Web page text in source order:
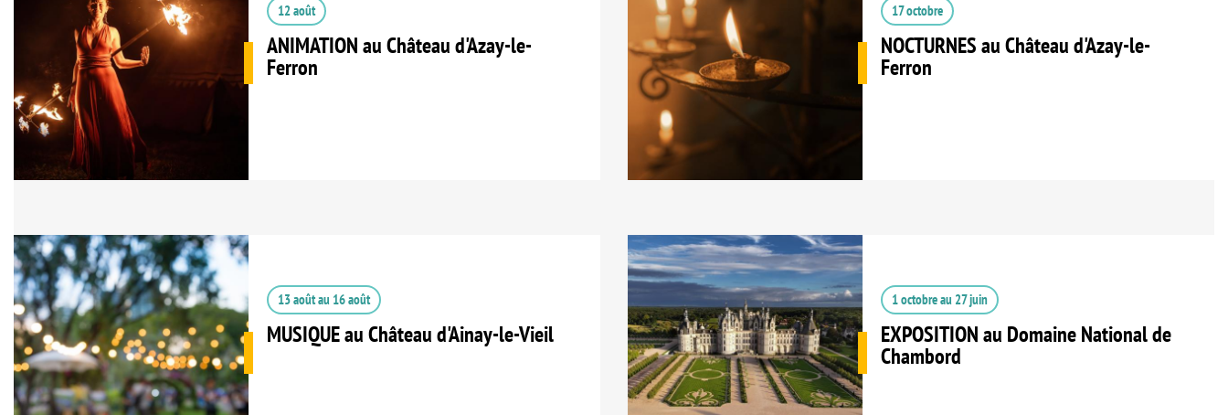
12 août
ANIMATION au Château d'Azay-le-
Ferron
17 octobre
NOCTURNES au Château d'Azay-le-
Ferron
13 aoûtau 16 août
MUSIQUE au Château d'Ainay-le-Vieil
1 octobreau 27 juin
EXPOSITION au Domaine National de
Chambord